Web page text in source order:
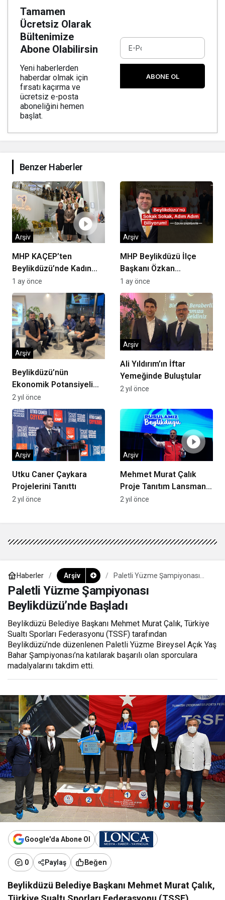
Tamamen
Ücretsiz Olarak
Bültenimize
Abone Olabilirsin
Yeni haberlerden
haberdar olmak için
fırsatı kaçırma ve
ücretsiz e-posta
aboneliğini hemen
başlat.
ABONE OL
Benzer Haberler
MHP KAÇEP’ten
Beylikdüzü’nde Kadın
Girişimcilere Destek
Çıkarması
Arşiv
1 ay önce
MHP Beylikdüzü İlçe
Başkanı Özkan
Eremsayın “Yerel Basın,
Beylikdüzü’nün Ortak
Sesidir”
Arşiv
1 ay önce
Beylikdüzü’nün
Ekonomik Potansiyeli
Yükseliyor!
Arşiv
2 yıl önce
Ali Yıldırım’ın İftar
Yemeğinde Buluştular
Arşiv
2 yıl önce
Utku Caner Çaykara
Projelerini Tanıttı
Arşiv
2 yıl önce
Mehmet Murat Çalık
Proje Tanıtım Lansmanı
Gerçekleşti
Arşiv
2 yıl önce
Haberler Arşiv
Paletli Yüzme Şampiyonası
Paletli Yüzme Şampiyonası
Beylikdüzü’nde Başladı
Beylikdüzü Belediye Başkanı Mehmet Murat Çalık, Türkiye
Sualtı Sporları Federasyonu (TSSF) tarafından
Beylikdüzü’nde düzenlenen Paletli Yüzme Bireysel Açık Yaş
Bahar Şampiyonası’na katılarak başarılı olan sporculara
madalyalarını takdim etti.
Google'da Abone Ol
0 Paylaş Beğen
Beylikdüzü Belediye Başkanı Mehmet Murat Çalık,